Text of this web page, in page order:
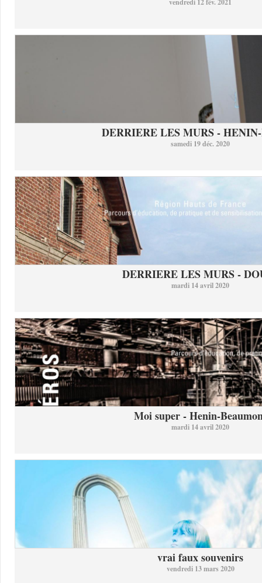
vendredi 12 fév. 2021
DERRIERE LES MURS -
samedi 19 déc. 2020
DERRIERE LES MURS -
mardi 14 avril 2020
Moi super - Henin-
mardi 14 avril 2020
vrai faux souvenirs
vendredi 13 mars 2020